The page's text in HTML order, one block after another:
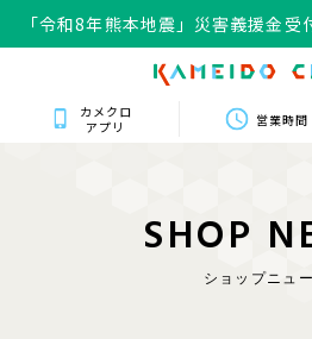
「令和8年熊本地震」災害義援金受
カメクロ
アプリ
営業時間
SHOP N
ショップニュ